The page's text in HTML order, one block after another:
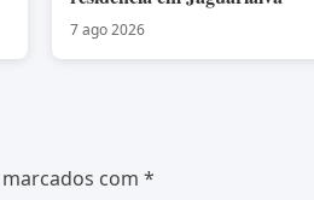
7 ago 2026
com *